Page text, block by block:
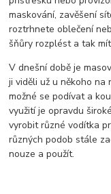
maskování, zavěšení
roztrhnete oblečení
šňůry rozplést a tak
V dnešní době je
ji viděli už u někoho na
možné se podívat a
využití je opravdu
vyrobit různé vodítka
různých podob stále
nouze a použít.